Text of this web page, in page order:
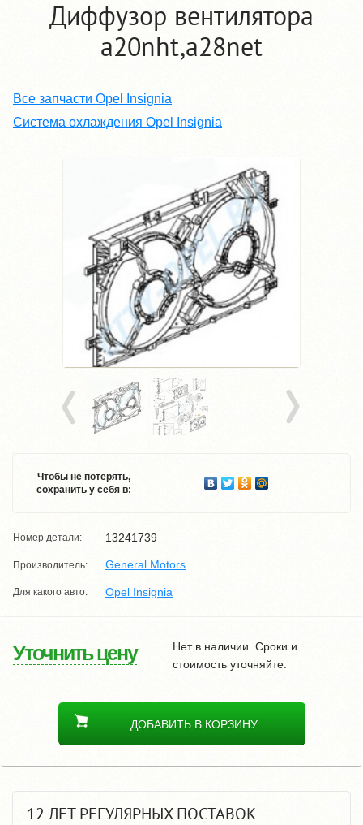
Диффузор вентилятора
a20nht,a28net
Все запчасти Opel Insignia
Система охлаждения Opel Insignia
Чтобы не потерять,
сохранить у себя в:
Номер детали: 13241739
Производитель: General Motors
Для какого авто: Opel Insignia
Уточнить цену
Нет в наличии. Сроки и
стоимость уточняйте.
ДОБАВИТЬ В КОРЗИНУ
12 ЛЕТ РЕГУЛЯРНЫХ ПОСТАВОК